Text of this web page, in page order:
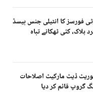
فورسز کا انٹیلی جنس بیسڈ
کئی ٹھکانے تباہ
ڈیٹ مارکیٹ اصلاحات
گروپ قائم کر دیا